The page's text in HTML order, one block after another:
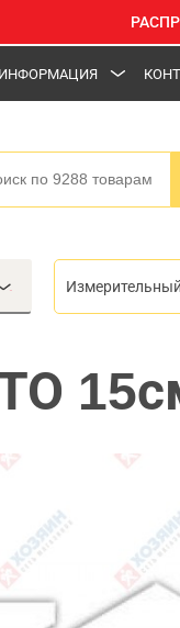
ИНФОРМАЦИЯ